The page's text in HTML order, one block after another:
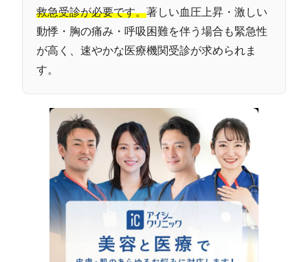
救急受診が必要です。著しい血圧上昇・激しい
動悸・胸の痛み・呼吸困難を伴う場合も緊急性
が高く、速やかな医療機関受診が求められま
す。